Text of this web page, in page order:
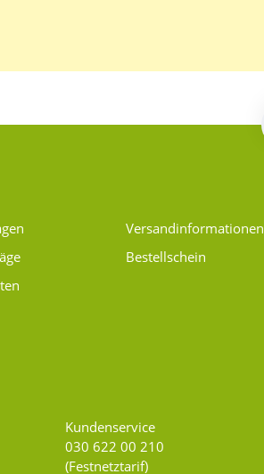
Versand­informationen
Bestellschein
Kundenservice
030 622 00 210
(Festnetztarif)